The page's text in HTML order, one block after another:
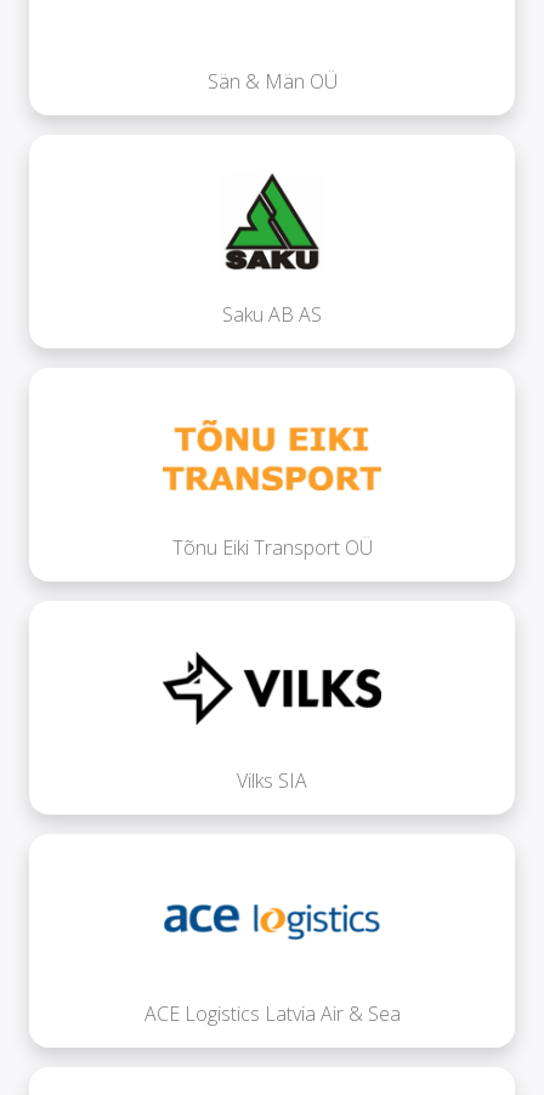
Sän & Män OÜ
Saku AB AS
Tõnu Eiki Transport OÜ
Vilks SIA
ACE Logistics Latvia Air & Sea